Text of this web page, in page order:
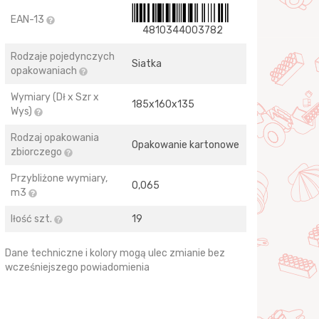
EAN-13
4810344003782
Rodzaje pojedynczych
opakowaniach
Siatka
Wymiary (Dł x Szr x
Wys)
185х160х135
Rodzaj opakowania
zbiorczego
Opakowanie kartonowe
Przybliżone wymiary,
m3
0,065
Iłość szt. 19
Dane techniczne i kolory mogą ulec zmianie bez
wcześniejszego powiadomienia